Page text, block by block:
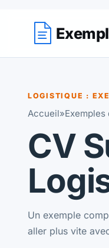
LOGISTIQUE :
Accueil»Exemples
CV
Un exemple
aller plus vite